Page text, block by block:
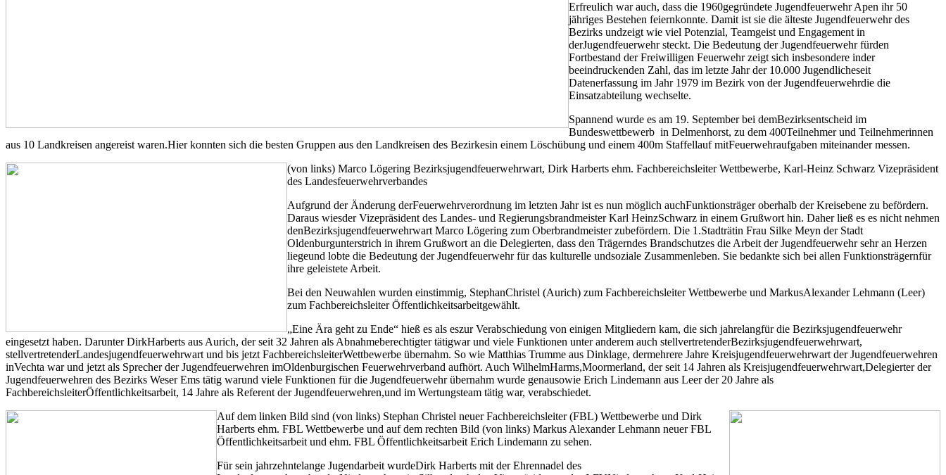
Erfreulich war auch, dass die 1960gegründete Jugendfeuerwehr Apen ihr 50
jähriges Bestehen feiernkonnte. Damit ist sie die älteste Jugendfeuerwehr des
Bezirks undzeigt wie viel Potenzial, Teamgeist und Engagement in
derJugendfeuerwehr steckt. Die Bedeutung der Jugendfeuerwehr fürden
Fortbestand der Freiwilligen Feuerwehr zeigt sich insbesondere inder
beeindruckenden Zahl, das im letzte Jahr der 10.000 Jugendlicheseit
Datenerfassung im Jahr 1979 im Bezirk von der Jugendfeuerwehrdie die
Einsatzabteilung wechselte.
Spannend wurde es am 19. September bei demBezirksentscheid im
Bundeswettbewerb in Delmenhorst, zu dem 400Teilnehmer und Teilnehmerinnen
aus 10 Landkreisen angereist waren.Hier konnten sich die besten Gruppen aus den Landkreisen des Bezirkesin einem Löschübung und einem 400m Staffellauf mitFeuerwehraufgaben miteinander messen.
(von links) Marco Lögering Bezirksjugendfeuerwehrwart, Dirk Harberts ehm. Fachbereichsleiter Wettbewerbe, Karl-Heinz Schwarz Vizepräsident
des Landesfeuerwehrverbandes
Aufgrund der Änderung derFeuerwehrverordnung im letzten Jahr ist es nun möglich auchFunktionsträger oberhalb der Kreisebene zu befördern.
Daraus wiesder Vizepräsident des Landes- und Regierungsbrandmeister Karl HeinzSchwarz in einem Grußwort hin. Daher ließ es es nicht nehmen
denBezirksjugendfeuerwehrwart Marco Lögering zum Oberbrandmeister zubefördern. Die 1.Stadträtin Frau Silke Meyn der Stadt
Oldenburgunterstrich in ihrem Grußwort an die Delegierten, dass den Trägerndes Brandschutzes die Arbeit der Jugendfeuerwehr sehr an Herzen
liegeund lobte die Bedeutung der Jugendfeuerwehr für das kulturelle undsoziale Zusammenleben. Sie bedankte sich bei allen Funktionsträgernfür
ihre geleistete Arbeit.
Bei den Neuwahlen wurden einstimmig, StephanChristel (Aurich) zum Fachbereichsleiter Wettbewerbe und MarkusAlexander Lehmann (Leer)
zum Fachbereichsleiter Öffentlichkeitsarbeitgewählt.
„Eine Ära geht zu Ende“ hieß es als eszur Verabschiedung von einigen Mitgliedern kam, die sich jahrelangfür die Bezirksjugendfeuerwehr
eingesetzt haben. Darunter DirkHarberts aus Aurich, der seit 32 Jahren als Abnahmeberechtigter tätigwar und viele Funktionen unter anderem auch stellvertretenderBezirksjugendfeuerwehrwart,
stellvertretenderLandesjugendfeuerwehrwart und bis jetzt FachbereichsleiterWettbewerbe übernahm. So wie Matthias Trumme aus Dinklage, dermehrere Jahre Kreisjugendfeuerwehrwart der Jugendfeuerwehren
inVechta war und jetzt als Sprecher der Jugendfeuerwehren imOldenburgischen Feuerwehrverband aufhört. Auch WilhelmHarms,Moormerland, der seit 14 Jahren als Kreisjugendfeuerwehrwart,Delegierter der
Jugendfeuerwehren des Bezirks Weser Ems tätig warund viele Funktionen für die Jugendfeuerwehr übernahm wurde genausowie Erich Lindemann aus Leer der 20 Jahre als
FachbereichsleiterÖffentlichkeitsarbeit, 14 Jahre als Referent der Jugendfeuerwehren,und im Wertungsteam tätig war, verabschiedet.
Auf dem linken Bild sind (von links) Stephan Christel neuer Fachbereichsleiter (FBL) Wettbewerbe und Dirk
Harberts ehm. FBL Wettbewerbe und auf dem rechten Bild (von links) Markus Alexander Lehmann neuer FBL
Öffentlichkeitsarbeit und ehm. FBL Öffentlichkeitsarbeit Erich Lindemann zu sehen.
Für sein jahrzehntelange Jugendarbeit wurdeDirk Harberts mit der Ehrennadel des